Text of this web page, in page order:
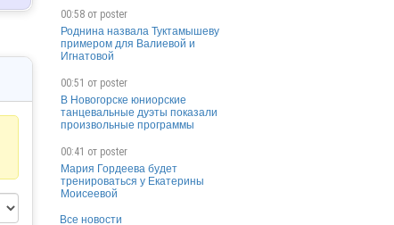
00:58 от poster
Роднина назвала Туктамышеву
примером для Валиевой и
Игнатовой
00:51 от poster
В Новогорске юниорские
танцевальные дуэты показали
произвольные программы
00:41 от poster
Мария Гордеева будет
тренироваться у Екатерины
Моисеевой
Все новости